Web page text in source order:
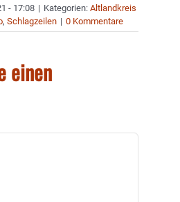
- 17:08 | Kategorien: Altlandkreis
, Schlagzeilen | 0 Kommentare
einen